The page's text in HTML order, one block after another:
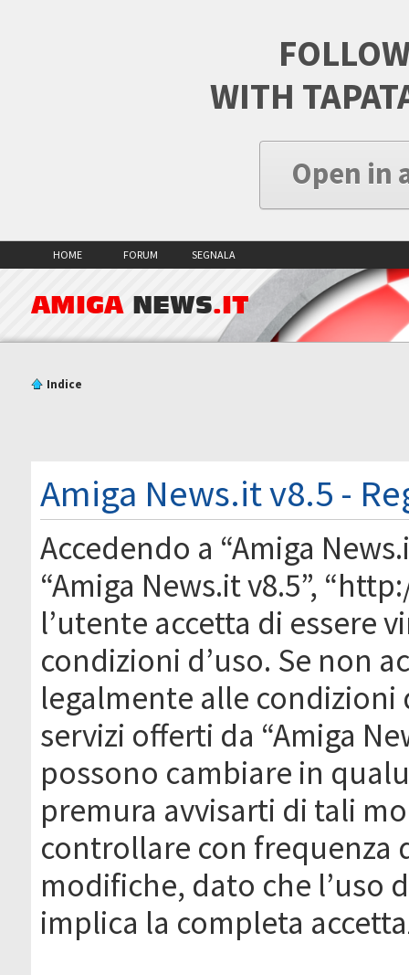
WITH
Open in
HOME FORUM SEGNALA
AMIGA NEWS.IT
Indice
Amiga News.it v8.5 -
Accedendo a “Amiga
“Amiga News.it v8.5”,
l’utente accetta di essere
condizioni d’uso. Se non
legalmente alle condizioni
servizi offerti da “Amiga
possono cambiare in
premura avvisarti di tali
controllare con frequenza
modifiche, dato che l’uso
implica la completa